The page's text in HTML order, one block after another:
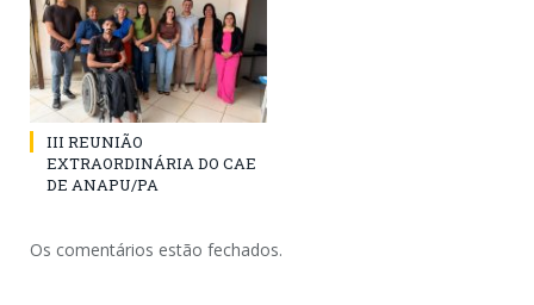
III REUNIÃO
EXTRAORDINÁRIA DO CAE
DE ANAPU/PA
Os comentários estão fechados.